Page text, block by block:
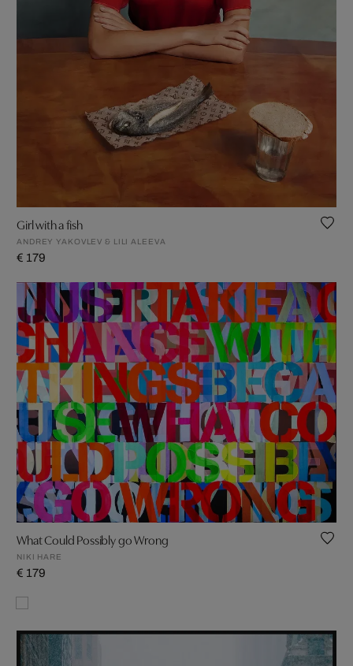
Girl with a fish
ANDREY YAKOVLEV & LILI ALEEVA
€ 179
What Could Possibly go Wrong
NIKI HARE
€ 179